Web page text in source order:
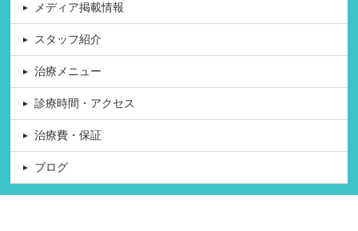
メディア掲載情報
スタッフ紹介
治療メニュー
診療時間・アクセス
治療費・保証
ブログ